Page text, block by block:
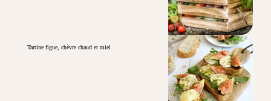
Tartine figue, chèvre chaud et miel